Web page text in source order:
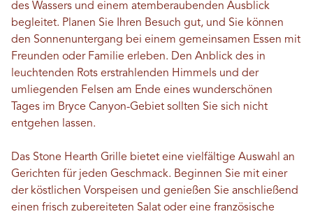
des Wassers und einem atemberaubenden Ausblick
begleitet. Planen Sie Ihren Besuch gut, und Sie können
den Sonnenuntergang bei einem gemeinsamen Essen mit
Freunden oder Familie erleben. Den Anblick des in
leuchtenden Rots erstrahlenden Himmels und der
umliegenden Felsen am Ende eines wunderschönen
Tages im Bryce Canyon-Gebiet sollten Sie sich nicht
entgehen lassen.
Das Stone Hearth Grille bietet eine vielfältige Auswahl an
Gerichten für jeden Geschmack. Beginnen Sie mit einer
der köstlichen Vorspeisen und genießen Sie anschließend
einen frisch zubereiteten Salat oder eine französische